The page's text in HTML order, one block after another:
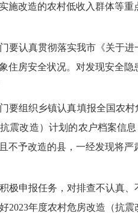
施改造的农村低收入群体等
要认真贯彻落实我市 《关于
住房安全状况。对发现安全
要组织乡镇认真填报全国农
抗震改造） 计划的农户档案信
且不予改造的县，一经发现将严
极申报任务，对排查不认真
2023年度农村危房改造 （抗震